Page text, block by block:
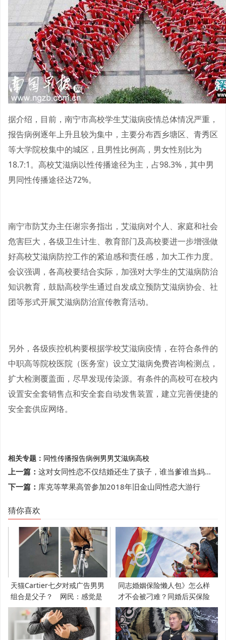
据介绍，目前，南宁市高校学生艾滋病疫情总体情况严重，
报告病例逐年上升且较为集中，主要分布西乡塘区、青秀区
等大学院校集中的城区，且男性比例高，男女性别比为
18.7∶1。高校艾滋病以性传播途径为主，占98.3%，其中男
男同性传播途径达72%。
南宁市防艾办主任谢宗务指出，艾滋病对个人、家庭和社会
危害巨大，各级卫生计生、教育部门及高校要进一步增强做
好高校艾滋病防控工作的紧迫感和责任感，加大工作力度。
会议强调，各高校要结合实际，加强对大学生的艾滋病防治
知识教育，鼓励高校学生通过自发成立预防艾滋病协会、社
团等形式开展艾滋病防治宣传教育活动。
另外，各级疾控机构要根据学校艾滋病疫情，在符合条件的
中职高等院校医院（医务室）设立艾滋病免费咨询检测点，
扩大检测覆盖面，尽早发现传染源。有条件的高校可在校内
设置安全套销售点和安全套自动发售装置，建立完善便捷的
安全套供应网络。
相关专题： 同性传播报告病例男男艾滋病高校
上一篇： 这对女同性恋不仅结婚还生了孩子，谁当爹谁当妈，网友评论炸了
下一篇： 库克等苹果高管参加2018年旧金山同性恋大游行
猜你喜欢
天猫Cartier七夕对戒广告男男
组合是父子？ 网民：感觉是
支持LGBT
同志婚姻保险懒人包》怎么样
才不会被刁难？同婚后买保险
必知5件事